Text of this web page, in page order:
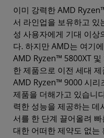
이미 강력한 AMD
서 라인업을 보유하고
성 사용자에게 기대 이상
다. 하지만 AMD는 여기
AMD Ryzen™ 5800XT
한 제품으로 이전 세대
AMD Ryzen™ 9000 시리
제품을 더해가고 있습니
력한 성능을 제공하는 데
서를 한 단계 끌어올려
대한 어떠한 제약도 없는